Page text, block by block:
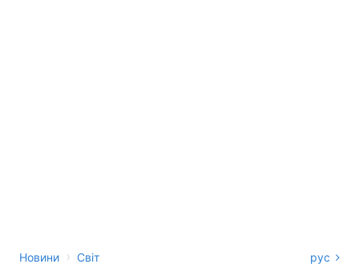
Новини › Світ рус